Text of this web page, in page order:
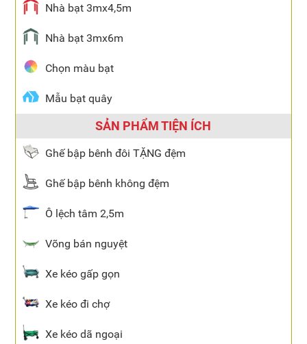
Nhà bạt 3mx4,5m
Nhà bạt 3mx6m
Chọn màu bạt
Mẫu bạt quây
SẢN PHẨM TIỆN ÍCH
Ghế bập bênh đôi TẶNG đệm
Ghế bập bênh không đệm
Ô lệch tâm 2,5m
Võng bán nguyệt
Xe kéo gấp gọn
Xe kéo đi chợ
Xe kéo dã ngoại